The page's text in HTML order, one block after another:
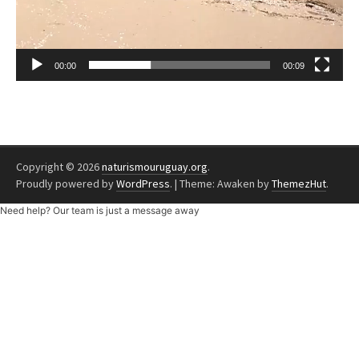
00:00 00:09
Copyright © 2026naturismouruguay.org.
Proudly powered byWordPress. | Theme: Awaken byThemezHut.
Need help? Our team is just a message away